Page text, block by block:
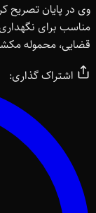
وی در پایان تصریح
مناسب برای
قضایی، محموله
اشتراک گذاری: